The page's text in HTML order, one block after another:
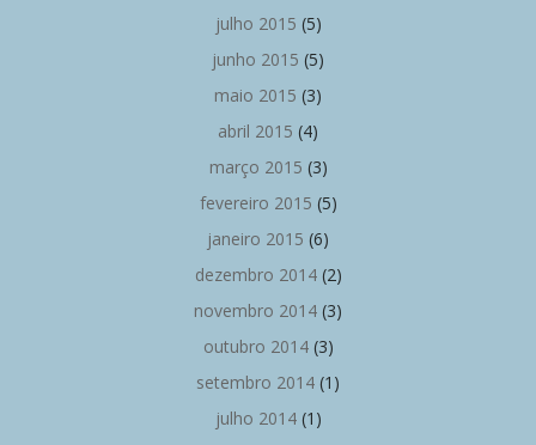
julho 2015 (5)
junho 2015 (5)
maio 2015 (3)
abril 2015 (4)
março 2015 (3)
fevereiro 2015 (5)
janeiro 2015 (6)
dezembro 2014(2)
novembro 2014 (3)
outubro 2014(3)
setembro 2014 (1)
julho 2014(1)